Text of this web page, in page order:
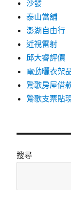
沙發
泰山當舖
澎湖自由行
近視雷射
邱大睿評價
電動曬衣架
鶯歌房屋借
鶯歌支票貼
搜尋